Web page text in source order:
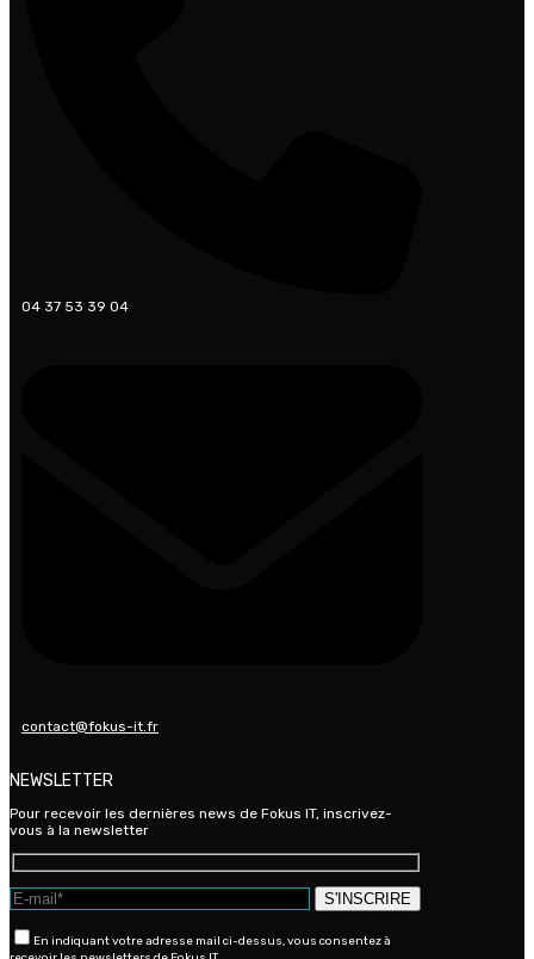
04 37 53 39 04
contact@fokus-it.fr
NEWSLETTER
Pour recevoir les dernières news de Fokus IT, inscrivez-
vous à la newsletter
En indiquant votre adresse mail ci-dessus, vous consentez à